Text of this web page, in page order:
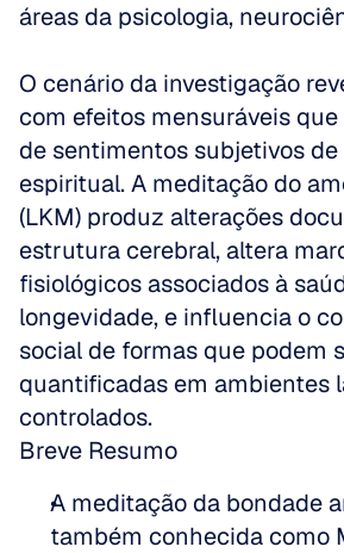
O cenário da investigação
com efeitos mensuráveis
de sentimentos subjetivos
espiritual. A meditação do
(LKM) produz alterações
estrutura cerebral, altera
fisiológicos associados à
longevidade, e influencia o
social de formas que podem
quantificadas em ambientes
controlados.
Breve Resumo
A meditação da bondade
também conhecida como